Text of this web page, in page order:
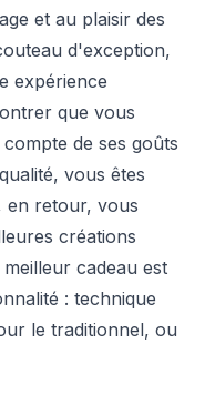
et au plaisir des
d'exception,
expérience
que vous
de ses goûts
vous êtes
en retour, vous
créations
cadeau est
: technique
le traditionnel, ou